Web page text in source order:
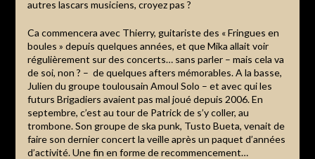
autres lascars musiciens, croyez pas ?
Ca commencera avec Thierry, guitariste des « Fringues en
boules » depuis quelques années, et que Mika allait voir
régulièrement sur des concerts… sans parler – mais cela va
de soi, non ? – de quelques afters mémorables. A la basse,
Julien du groupe toulousain Amoul Solo – et avec qui les
futurs Brigadiers avaient pas mal joué depuis 2006. En
septembre, c’est au tour de Patrick de s’y coller, au
trombone. Son groupe de ska punk, Tusto Bueta, venait de
faire son dernier concert la veille après un paquet d’années
d’activité. Une fin en forme de recommencement…